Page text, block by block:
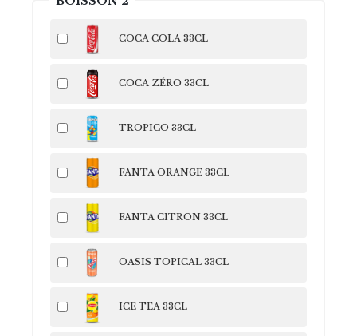
COCA COLA 33CL
COCA ZÉRO 33CL
TROPICO 33CL
FANTA ORANGE 33CL
FANTA CITRON 33CL
OASIS TOPICAL 33CL
ICE TEA 33CL